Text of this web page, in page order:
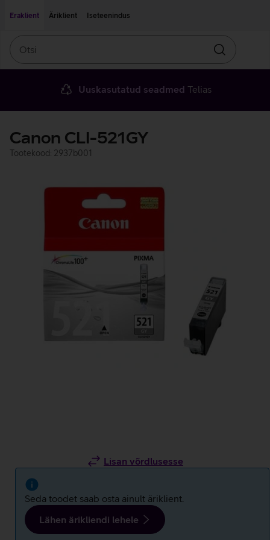
Eraklient
Äriklient Iseteenindus
Otsin
Uuskasutatud seadmed Telias
Canon CLI-521GY
Tootekood: 2937b001
Lisan võrdlusesse
Seda toodet saab osta ainult äriklient.
Lähen ärikliendi lehele